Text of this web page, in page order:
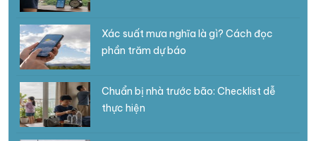
Xác suất mưa nghĩa là gì? Cách đọc
phần trăm dự báo
Chuẩn bị nhà trước bão: Checklist dễ
thực hiện